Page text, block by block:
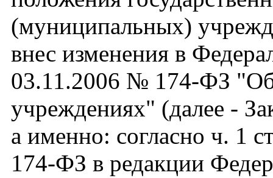
(муниципальных)
внес изменения в
03.11.2006 № 174-ФЗ
учреждениях" (далее -
а именно: согласно ч. 1
174-ФЗ в редакции